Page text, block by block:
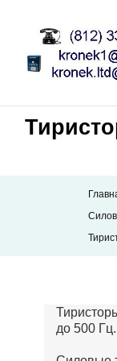
до 500 Гц.